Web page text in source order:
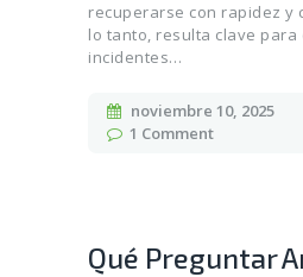
recuperarse con rapidez y
lo tanto, resulta clave
incidentes…
noviembre 10, 2025
1 Comment
Qué Preguntar